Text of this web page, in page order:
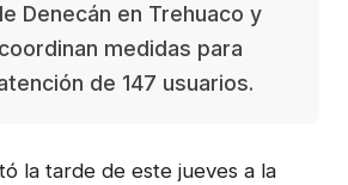
Denecán en Trehuaco y
medidas para
de 147 usuarios.
la tarde de este jueves a la